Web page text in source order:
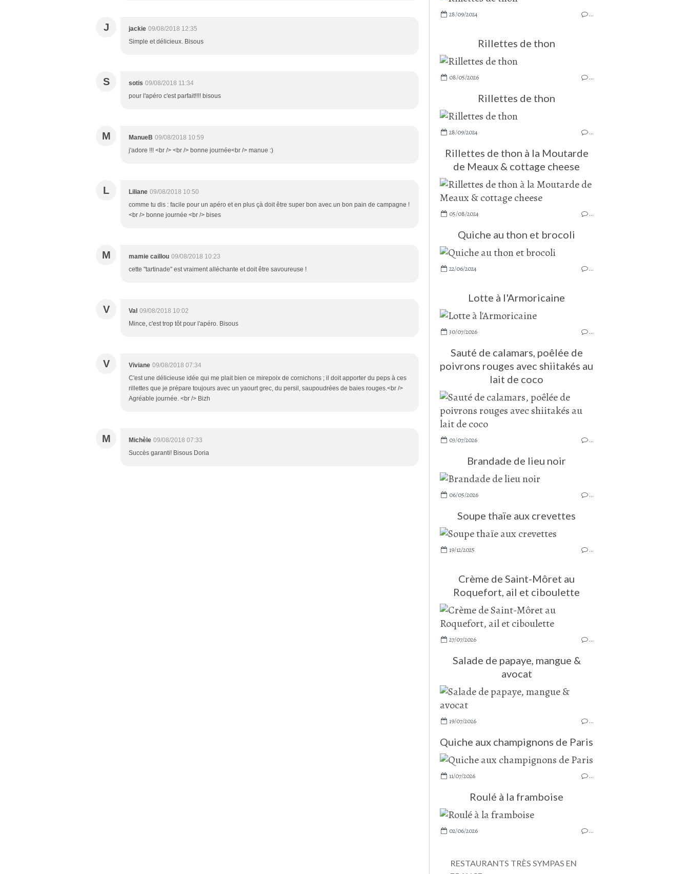
J jackie 09/08/2018 12:35
Simple et délicieux. Bisous
S sotis 09/08/2018 11:34
pour l'apéro c'est parfait!!!! bisous
M ManueB 09/08/2018 10:59
j'adore !!! <br /> <br /> bonne journée<br /> manue :)
L Liliane 09/08/2018 10:50
comme tu dis : facile pour un apéro et en plus çà doit être super bon avec un bon pain de campagne !
<br /> bonne journée <br /> bises
M mamie caillou 09/08/2018 10:23
cette "tartinade" est vraiment alléchante et doit être savoureuse !
V Val 09/08/2018 10:02
Mince, c'est trop tôt pour l'apéro. Bisous
V Viviane 09/08/2018 07:34
C'est une délicieuse idée qui me plait bien ce mirepoix de cornichons ; il doit apporter du peps à ces
rillettes que je prépare toujours avec un yaourt grec, du persil, saupoudrées de baies rouges.<br />
Agréable journée. <br /> Bizh
M Michèle 09/08/2018 07:33
Succès garanti! Bisous Doria
28/09/2024 …
Rillettes de thon
08/05/2026 …
Rillettes de thon
28/09/2024 …
Rillettes de thon à la Moutarde
de Meaux & cottage cheese
05/08/2024 …
Quiche au thon et brocoli
22/06/2024 …
Lotte à l'Armoricaine
30/07/2026 …
Sauté de calamars, poêlée de
poivrons rouges avec shiitakés au
lait de coco
03/07/2026 …
Brandade de lieu noir
06/05/2026 …
Soupe thaïe aux crevettes
19/12/2025 …
Crème de Saint-Môret au
Roquefort, ail et ciboulette
27/07/2026 …
Salade de papaye, mangue &
avocat
19/07/2026 …
Quiche aux champignons de Paris
11/07/2026 …
Roulé à la framboise
02/06/2026 …
RESTAURANTS TRÈS SYMPAS EN